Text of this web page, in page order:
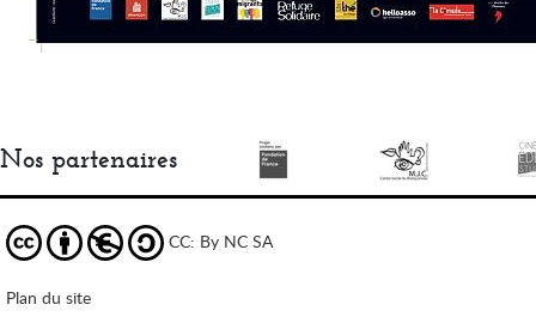
Nos partenaires
CC: By NC SA
Plan du site